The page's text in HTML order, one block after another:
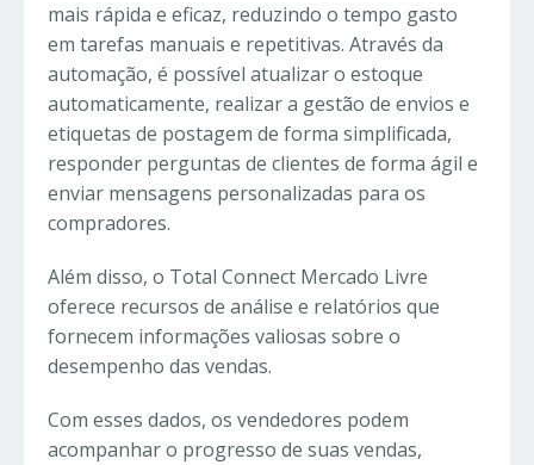
mais rápida e eficaz, reduzindo o tempo gasto
em tarefas manuais e repetitivas. Através da
automação, é possível atualizar o estoque
automaticamente, realizar a gestão de envios e
etiquetas de postagem de forma simplificada,
responder perguntas de clientes de forma ágil e
enviar mensagens personalizadas para os
compradores.
Além disso, o Total Connect Mercado Livre
oferece recursos de análise e relatórios que
fornecem informações valiosas sobre o
desempenho das vendas.
Com esses dados, os vendedores podem
acompanhar o progresso de suas vendas,